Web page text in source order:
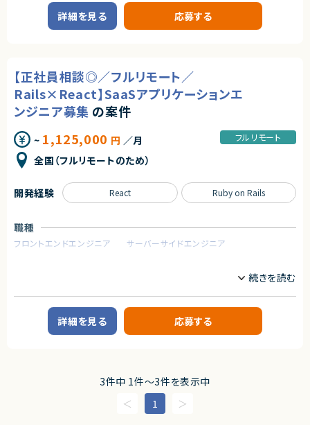
・システムの立ち上げやリプレイスに携わったご経験のある方
・リモート環境化下で働いたご経験のある方
・少数規模のチームでリーダーシップを持って、開発をしたい方。
契約形態
業務委託(準委任契約)
契約元
株式会社LASSIC
エージェントから
★フルリモート＆フレックスで働きさすさばっちり！
★少数精鋭のため、裁量が大きく自分の考えがプロダクトに反映されやすい
のも魅力です。
【案件概要】
セキュリティ領域の業務課題をテクノロジーで解決するSaaSプロダクトを展
開する企業にて、
プロダクト価値向上に直結する技術的意思決定を担っていただくポジション
です。
【業務内容】
・自社SaaSプロダクトにおける技術設計および実装のリード
・設計レビュー、コードレビューを通じた品質担保と改善
・開発チーム内での技術的意思決定および方針策定への関与
・要件定義・仕様検討フェーズでの技術的観点からの提案
・既存コードベースのリファクタリング、パフォーマンス・保守性改善
少人数チームのため、上流工程から開発全体に深く関与しながら、
求めるスキル
【必須スキル】
・自社プロダクトの顧客価値・事業成長に主体的に向き合える方
・Ruby on Rails、Reactでの実務経験
・テックリード／リードエンジニアとしての開発経験
・B2B SaaSプロダクトの開発経験
・AWSなどクラウドインフラの構築・運用経験
詳細を見る 応募する
【正社員相談◎／フルリモート／
Rails×React】SaaSアプリケーションエ
ンジニア募集 の案件
~ 1,125,000 円 ／月
全国（フルリモートのため）
フルリモート
職種
フロントエンドエンジニア サーバーサイドエンジニア
BtoB向けSaaSプロダクトを展開するスタートアップ企業にて、Webアプリ
ケーションエンジニアを募集します。
Ruby on Rails / React を用いたプロダクト開発を中心に、新機能開発から
既存機能の改善、運用まで幅広く携わっていただきます。
（要件定義、設計、実装、コードレビュー）
・パフォーマンス・品質改善、技術的負債への対応
・運用系タスク（問い合わせ対応、軽微な改修等）
・少人数チームでの設計議論、定例MTGへの参加
開発経験 React Ruby on Rails
詳細を見る 応募する
3件中 1件〜3件を表示中
1